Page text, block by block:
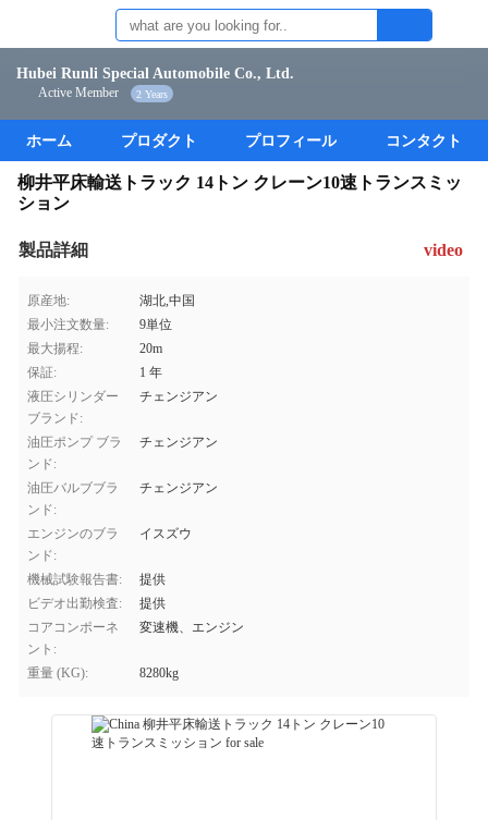
Hubei Runli Special Automobile Co., Ltd.
Active Member 2 Years
ホーム プロダクト プロフィール コンタクト
柳井平床輸送トラック 14トン クレーン10速トランスミッ
ション
製品詳細 video
原産地:
湖北,中国
最小注文数量:
9単位
最大揚程:
20m
保証:
1 年
液圧シリンダー
ブランド:
チェンジアン
油圧ポンプ ブラ
ンド:
チェンジアン
油圧バルブブラ
ンド:
チェンジアン
エンジンのブラ
ンド:
イスズウ
機械試験報告書:
提供
ビデオ出勤検査:
提供
コアコンポーネ
ント:
変速機、エンジン
重量 (KG): 8280kg